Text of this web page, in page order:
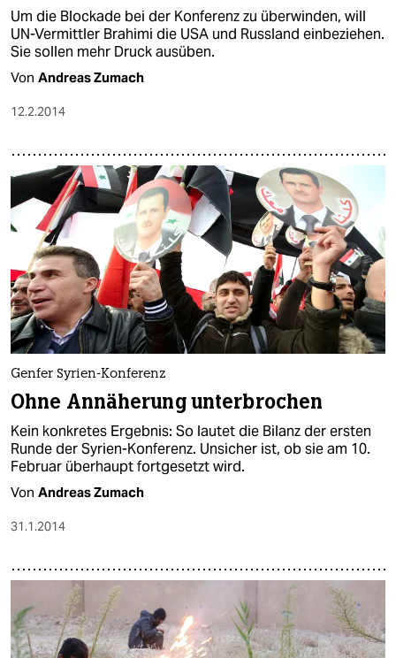
Um die Blockade bei der Konferenz zu überwinden, will
UN-Vermittler Brahimi die USA und Russland einbeziehen.
Sie sollen mehr Druck ausüben.
Von Andreas Zumach
12.2.2014
Genfer Syrien-Konferenz
Ohne Annäherung unterbrochen
Kein konkretes Ergebnis: So lautet die Bilanz der ersten
Runde der Syrien-Konferenz. Unsicher ist, ob sie am 10.
Februar überhaupt fortgesetzt wird.
Von Andreas Zumach
31.1.2014